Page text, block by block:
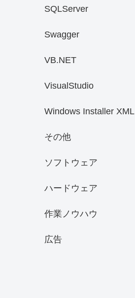
SQLServer
Swagger
VB.NET
VisualStudio
Windows Installer XML
その他
ソフトウェア
ハードウェア
作業ノウハウ
広告